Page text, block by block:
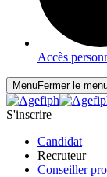
Accès
MenuFermer le
S'inscrire
Candidat
Recruteur
Conseiller